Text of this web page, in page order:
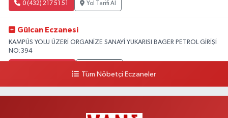
0 (432) 217 51 51 Yol Tarifi Al
Gülcan Eczanesi
KAMPÜS YOLU ÜZERİ ORGANİZE SANAYİ YUKARISI BAGER PETROL GİRİŞİ
NO:394
HEKİM HASTANESİ ACİL KARŞISI
Tüm Nöbetçi Eczaneler